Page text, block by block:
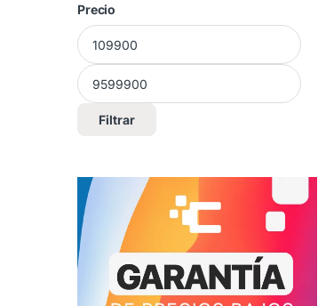
Precio
Precio mínimo
Precio máximo
Filtrar